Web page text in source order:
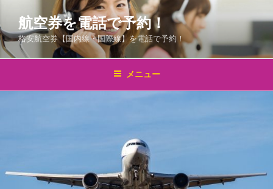
テ
ン
ス
航空券を電話で予約！
格安航空券【国内線・国際線】を電話で予約！
メニュー